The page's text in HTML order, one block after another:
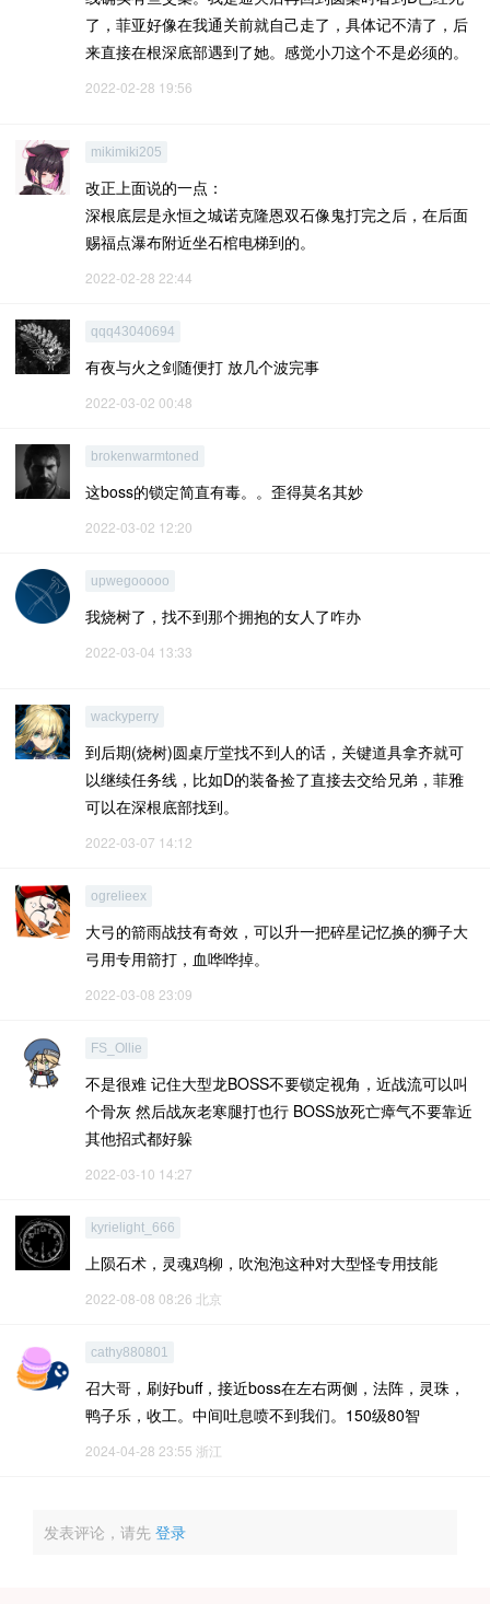
了，菲亚好像在我通关前就自己走了，具体记不清了，后
来直接在根深底部遇到了她。感觉小刀这个不是必须的。
2022-02-28 19:56
mikimiki205
改正上面说的一点：
深根底层是永恒之城诺克隆恩双石像鬼打完之后，在后面
赐福点瀑布附近坐石棺电梯到的。
2022-02-28 22:44
qqq43040694
有夜与火之剑随便打 放几个波完事
2022-03-02 00:48
brokenwarmtoned
这boss的锁定简直有毒。。歪得莫名其妙
2022-03-02 12:20
upwegooooo
我烧树了，找不到那个拥抱的女人了咋办
2022-03-04 13:33
wackyperry
到后期(烧树)圆桌厅堂找不到人的话，关键道具拿齐就可
以继续任务线，比如D的装备捡了直接去交给兄弟，菲雅
可以在深根底部找到。
2022-03-07 14:12
ogrelieex
大弓的箭雨战技有奇效，可以升一把碎星记忆换的狮子大
弓用专用箭打，血哗哗掉。
2022-03-08 23:09
FS_Ollie
不是很难 记住大型龙BOSS不要锁定视角，近战流可以叫
个骨灰 然后战灰老寒腿打也行 BOSS放死亡瘴气不要靠近
其他招式都好躲
2022-03-10 14:27
kyrielight_666
上陨石术，灵魂鸡柳，吹泡泡这种对大型怪专用技能
2022-08-08 08:26 北京
cathy880801
召大哥，刷好buff，接近boss在左右两侧，法阵，灵珠，
鸭子乐，收工。中间吐息喷不到我们。150级80智
2024-04-28 23:55 浙江
发表评论，请先 登录